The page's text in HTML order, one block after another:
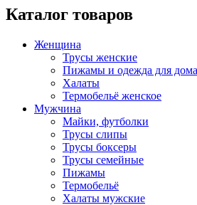
Каталог товаров
Женщина
Трусы женские
Пижамы и одежда для дома
Халаты
Термобельё женское
Мужчина
Майки, футболки
Трусы слипы
Трусы боксеры
Трусы семейные
Пижамы
Термобельё
Халаты мужские